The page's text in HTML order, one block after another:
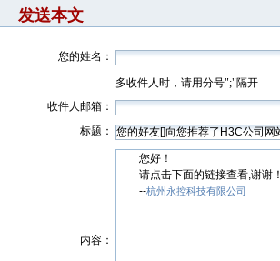
发送本文
您的姓名：
多收件人时，请用分号";"隔开
收件人邮箱：
标题：
内容：
您好！
请点击下面的链接查看,谢谢！
--杭州永控科技有限公司